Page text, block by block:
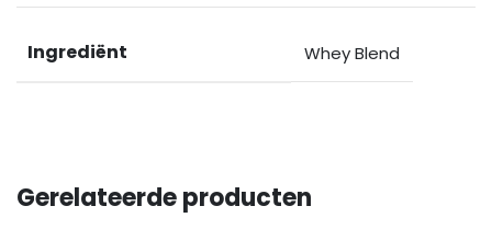
Ingrediënt Whey Blend
Gerelateerde producten